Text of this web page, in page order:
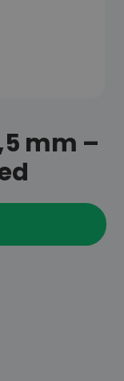
mm –